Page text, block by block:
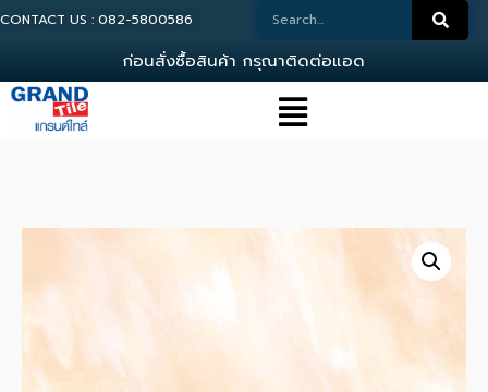
CONTACT US : 082-5800586
อนสงซอสนคา ก รณาตดตอแอดม